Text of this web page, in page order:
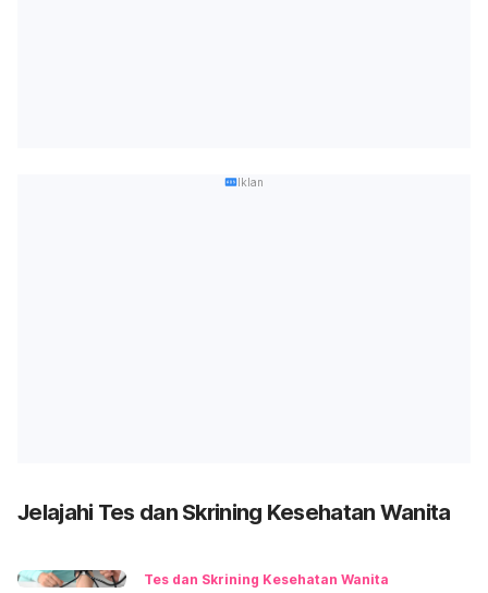
Iklan
Jelajahi Tes dan Skrining Kesehatan Wanita
Tes dan Skrining Kesehatan Wanita